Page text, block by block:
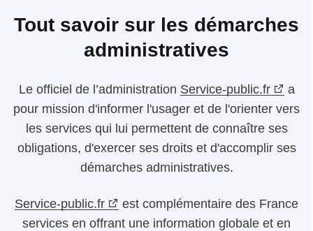
Tout savoir sur les démarches
administratives
Le officiel de l’administration Service-public.fr
a
pour mission d'informer l'usager et de l'orienter vers
les services qui lui permettent de connaître ses
obligations, d'exercer ses droits et d'accomplir ses
démarches administratives.
Service-public.fr
est complémentaire des France
services en offrant une information globale et en